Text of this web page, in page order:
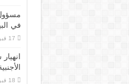
في
17 فبراير، 2019
18 فبراير، 2019